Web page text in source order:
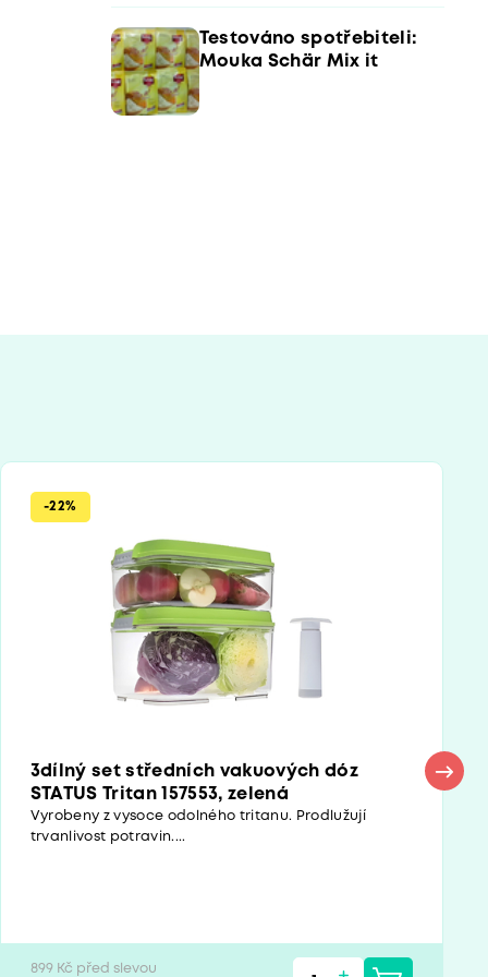
Testováno spotřebiteli:
Mouka Schär Mix it
-22%
3dílný set středních vakuových dóz
STATUS Tritan 157553, zelená
Vyrobeny z vysoce odolného tritanu. Prodlužují
trvanlivost potravin....
899 Kč před slevou